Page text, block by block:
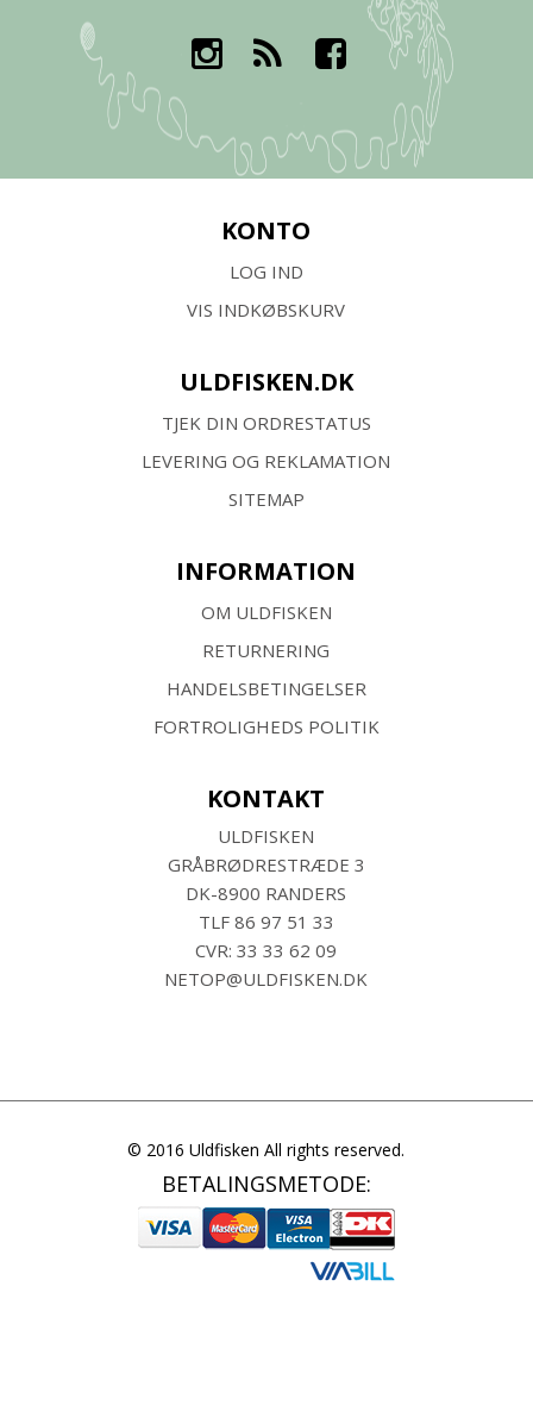
KONTO
LOG IND
VIS INDKØBSKURV
ULDFISKEN.DK
TJEK DIN ORDRESTATUS
LEVERING OG REKLAMATION
SITEMAP
INFORMATION
OM ULDFISKEN
RETURNERING
HANDELSBETINGELSER
FORTROLIGHEDS POLITIK
KONTAKT
ULDFISKEN
GRÅBRØDRESTRÆDE 3
DK-8900 RANDERS
TLF 86 97 51 33
CVR: 33 33 62 09
NETOP@ULDFISKEN.DK
© 2016 Uldfisken All rights reserved.
BETALINGSMETODE: